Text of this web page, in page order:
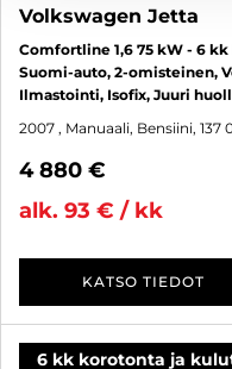
Volkswagen Jetta
Comfortline 1,6 75 kW - 6
Suomi-auto, 2-omisteinen,
Ilmastointi, Isofix, Juuri
2007 , Manuaali, Bensiini, 137
4 880 €
alk. 93 € / kk
KATSO TIEDOT
6 kk korotonta ja